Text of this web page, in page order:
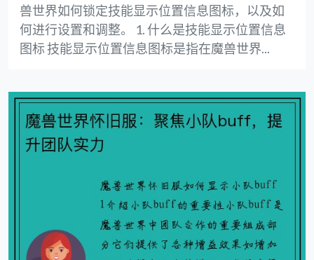
兽世界如何锁定技能显示位置信息图标，以及如
何进行设置和调整。 1. 什么是技能显示位置信息
图标 技能显示位置信息图标是指在魔兽世界...